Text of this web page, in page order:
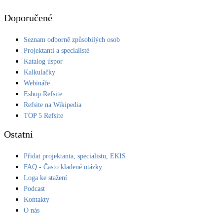
Doporučené
Seznam odborně způsobilých osob
Projektanti a specialisté
Katalog úspor
Kalkulačky
Webináře
Eshop Refsite
Refsite na Wikipedia
TOP 5 Refsite
Ostatní
Přidat projektanta, specialistu, EKIS
FAQ - Často kladené otázky
Loga ke stažení
Podcast
Kontakty
O nás